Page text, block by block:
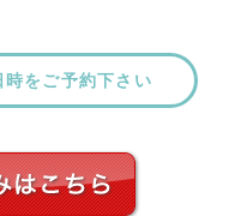
時をご予約下さい